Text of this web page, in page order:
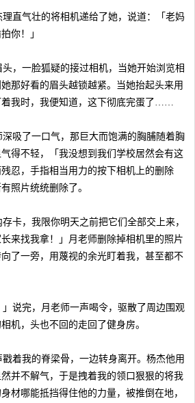
直气壮的将相机递给了她，说道：「老妈
你！」
，一脸狐疑的接过相机，当她开始浏览相
那好看的眉头越锁越紧。当她抬起头来用
着我时，我便知道，这下彻底完蛋了……
了一口气，那巨大而饱满的胸脯随着胸
得不轻，「我没想到我们学校居然会有这
忍，手指相当用力的按下相机上的删除
照片统统删除了。
卡，我限你明天之前把它们全部交上来，
来找我拿！」月老师删除掉相机里的照片
了一旁，用蔑视的余光盯着我，甚至都不
说完，月老师一声喝令，驱散了周边围观
机，头也不回的走回了健身房。
着我的脊梁骨，一边转身离开。杨杰他用
并不解气，于是拽着我的领口狠狠的将我
材哪能抵挡得住他的力量，被推倒在地，